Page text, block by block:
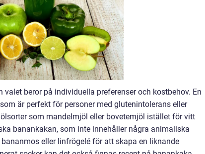
beror på individuella preferenser och kostbehov. En
är perfekt för personer med glutenintolerans eller
som mandelmjöl eller bovetemjöl istället för vitt
banankakan, som inte innehåller några animaliska
eller linfrögelé för att skapa en liknande